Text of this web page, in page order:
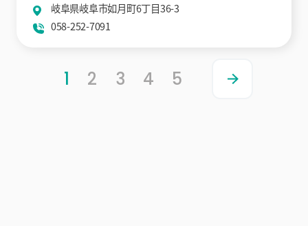
岐阜県岐阜市如月町6丁目36-3
058-252-7091
1 2 3 4 5